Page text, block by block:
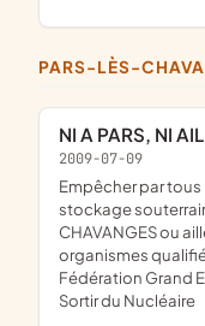
PARS-LÈS-
NI A PARS, NI
2009-07-09
empêcher par tous les moyens l'implantation d'un centre de
stockage
CHAVANGES ou
organismes
Fédération Grand
Sortir du Nucléaire